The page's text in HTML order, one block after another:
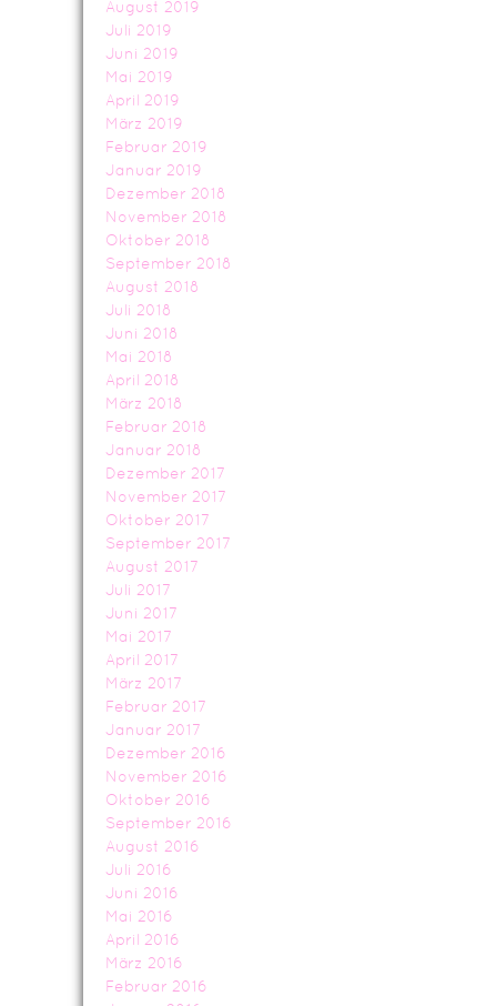
August 2019
Juli 2019
Juni 2019
Mai 2019
April 2019
März 2019
Februar 2019
Januar 2019
Dezember 2018
November 2018
Oktober 2018
September 2018
August 2018
Juli 2018
Juni 2018
Mai 2018
April 2018
März 2018
Februar 2018
Januar 2018
Dezember 2017
November 2017
Oktober 2017
September 2017
August 2017
Juli 2017
Juni 2017
Mai 2017
April 2017
März 2017
Februar 2017
Januar 2017
Dezember 2016
November 2016
Oktober 2016
September 2016
August 2016
Juli 2016
Juni 2016
Mai 2016
April 2016
März 2016
Februar 2016